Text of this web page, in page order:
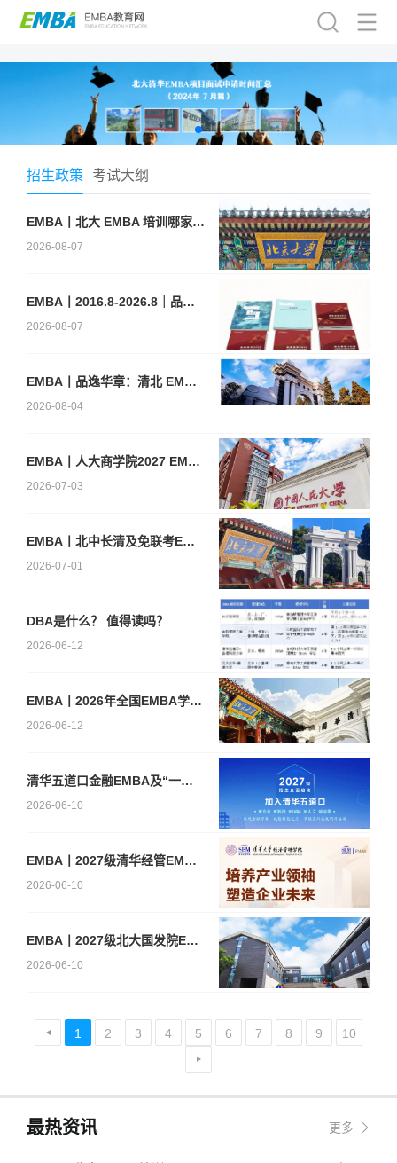
招生政策 考试大纲
EMBA丨北大 EMBA 培训哪家好？从招生逻辑看选择标准
2026-08-07
EMBA丨2016.8-2026.8｜品逸华章EMBA10周年：一群人，一条上岸路
2026-08-07
EMBA丨品逸华章：清北 EMBA 辅导的学院派实力全景
2026-08-04
EMBA丨人大商学院2027 EMBA招生 高额奖学金+前置赋能通道
2026-07-03
EMBA丨北中长清及免联考EMBA项目申请时间汇总（7月篇）
2026-07-01
DBA是什么？ 值得读吗？
2026-06-12
EMBA丨2026年全国EMBA学费汇总
2026-06-12
清华五道口金融EMBA及“一带一路”金融EMBA2027级第三轮报名启动
2026-06-10
EMBA丨2027级清华经管EMBA第三批次入学考试面试报名
2026-06-10
EMBA丨2027级北大国发院EMBA第五、六场面试预告！
2026-06-10
1 2 3 4 5 6 7 8 9 10
最热资讯 更多